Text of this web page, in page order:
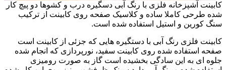
کابینت آشپزخانه فلزی با رنگ آبی دسگیره درب و کشوها دو پیچ کار
شده طرحی کاملا ساده و کلاسیک صفحه روی کابینت از ترکیب
سنگ کورین و استیل استفاده شده است.
کابینت فلزی رنگ آبی با دستگیره هایی که جزئی از کابینت است
صفحه استفاده شده روی کابینت سفید، نورپردازی که انجام شده
جلوه ای به این سادگی بخشیده است گاز به صورت رومیزی